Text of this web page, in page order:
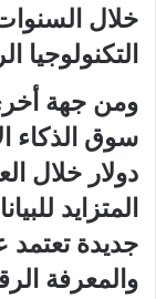
خلال
ومن جهة
دولار خلال
المتزايد
جديدة تعتمد
والمعرفة